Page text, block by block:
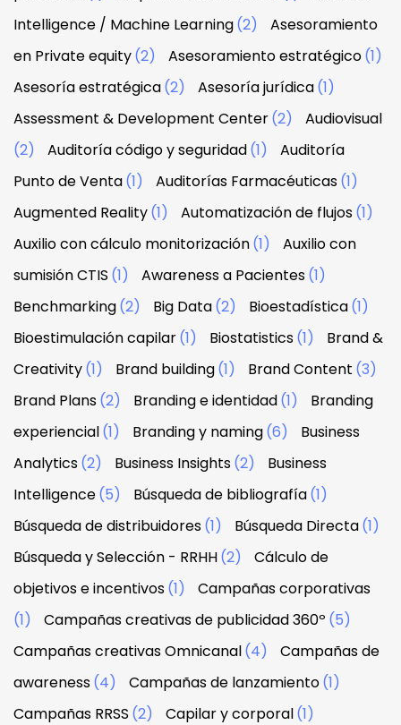
Intelligence / Machine Learning(2)
Asesoramiento
en Private equity(2) Asesoramiento estratégico(1)
Asesoría estratégica(2) Asesoría jurídica(1)
Assessment & Development Center(2)
Audiovisual
(2)
Auditoría código y seguridad(1)
Auditoría
Punto de Venta(1) Auditorías Farmacéuticas(1)
Augmented Reality(1) Automatización de flujos(1)
Auxilio con cálculo monitorización(1)
Auxilio con
sumisión CTIS (1) Awareness a Pacientes(1)
Benchmarking(2) Big Data(2) Bioestadística(1)
Bioestimulación capilar(1) Biostatistics(1)
Brand &
Creativity(1) Brand building(1) Brand Content (3)
Brand Plans(2) Branding e identidad(1)
Branding
experiencial(1) Branding y naming(6)
Business
Analytics(2) Business Insights(2)
Business
Intelligence(5) Búsqueda de bibliografía(1)
Búsqueda de distribuidores(1) Búsqueda Directa(1)
Búsqueda y Selección - RRHH(2)
Cálculo de
objetivos e incentivos(1)
Campañas corporativas
(1)
Campañas creativas de publicidad 360º (5)
Campañas creativas Omnicanal(4)
Campañas de
awareness(4) Campañas de lanzamiento(1)
Campañas RRSS (2) Capilar y corporal(1)